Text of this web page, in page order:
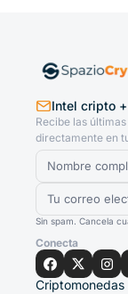
Intel cripto
Recibe las
directamente en
Sin spam. Cancela
Conecta
Criptomonedas